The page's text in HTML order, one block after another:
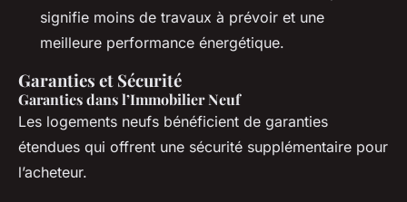
signifie moins de travaux à prévoir et une
meilleure performance énergétique.
Garanties et Sécurité
Garanties dans l’Immobilier Neuf
Les logements neufs bénéficient de garanties
étendues qui offrent une sécurité supplémentaire pour
l’acheteur.